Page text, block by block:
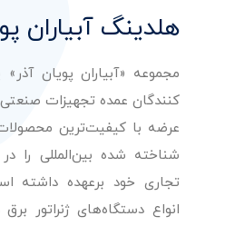
هلدینگ آبیاران
مجموعه «آبیاران پویان
کنندگان عمده تجهیزات
عرضه با کیفیت‌ترین محصولات
تجاری خود برعهده داشته
انواع دستگاه‌های ژنراتور